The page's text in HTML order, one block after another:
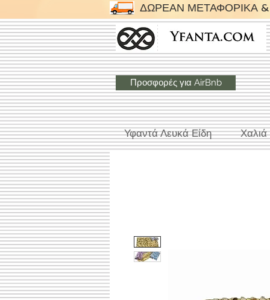
ΔΩΡΕΑΝ ΜΕΤΑΦΟΡΙΚΑ
Προσφορές για AirBnb
Υφαντά Λευκά Είδη Χαλιά